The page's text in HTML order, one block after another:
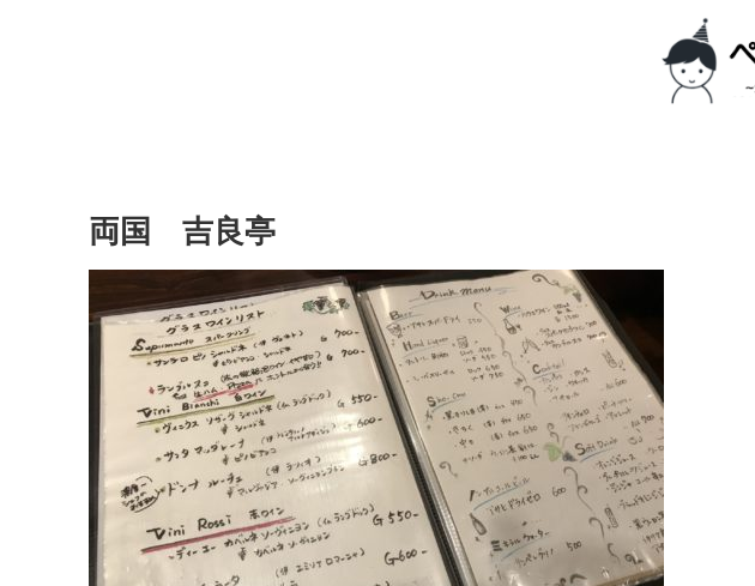
両国 吉良亭